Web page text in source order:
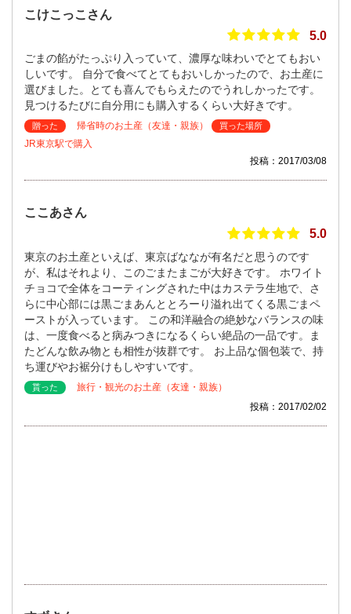
こけこっこさん
5.0
ごまの餡がたっぷり入っていて、濃厚な味わいでとてもおい
しいです。 自分で食べてとてもおいしかったので、お土産に
選びました。とても喜んでもらえたのでうれしかったです。
見つけるたびに自分用にも購入するくらい大好きです。
贈った 帰省時のお土産（友達・親族） 買った場所
JR東京駅で購入
投稿：2017/03/08
ここあさん
5.0
東京のお土産といえば、東京ばななが有名だと思うのです
が、私はそれより、このごまたまごが大好きです。 ホワイト
チョコで全体をコーティングされた中はカステラ生地で、さ
らに中心部には黒ごまあんととろーり溢れ出てくる黒ごまペ
ーストが入っています。 この和洋融合の絶妙なバランスの味
は、一度食べると病みつきになるくらい絶品の一品です。ま
たどんな飲み物とも相性が抜群です。 お上品な個包装で、持
ち運びやお裾分けもしやすいです。
貰った
旅行・観光のお土産（友達・親族）
投稿：2017/02/02